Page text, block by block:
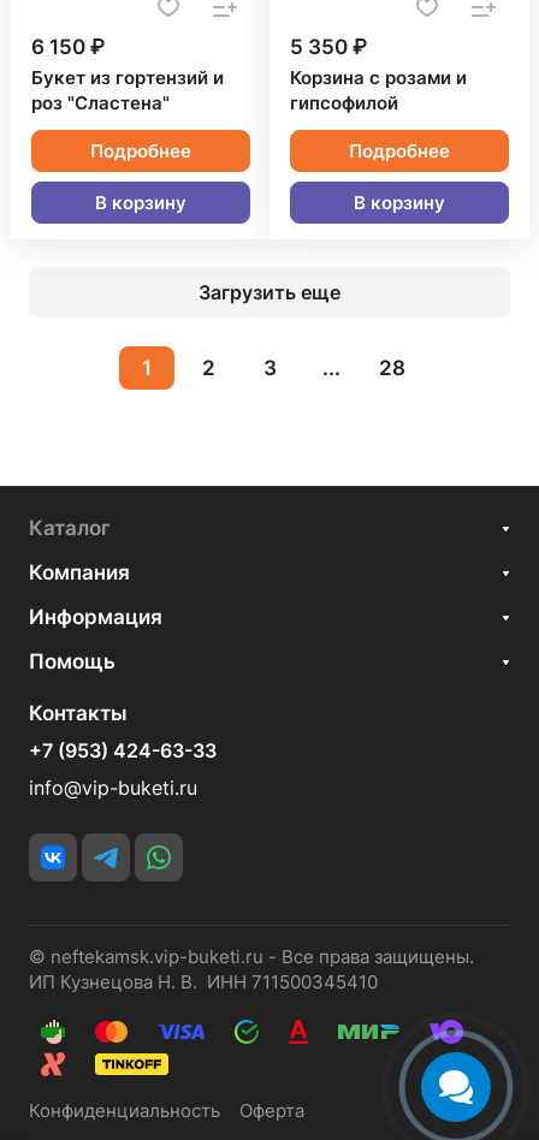
6 150 ₽
Букет из гортензий и
роз "Сластена"
Подробнее
В корзину
5 350 ₽
Корзина с розами и
гипсофилой
Подробнее
В корзину
Загрузить еще
1 2 3 ... 28
Каталог
Компания
Информация
Помощь
Контакты
+7 (953) 424-63-33
info@vip-buketi.ru
© neftekamsk.vip-buketi.ru - Все права защищены.
ИП Кузнецова Н. В. ИНН 711500345410
Конфиденциальность Оферта